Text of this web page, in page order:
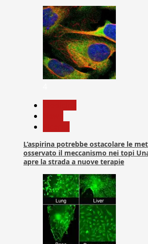
L’aspirina potrebbe ostacolare le
osservato il meccanismo nei topi
apre la strada a nuove terapie